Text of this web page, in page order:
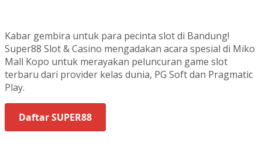
Kabar gembira untuk para pecinta slot di Bandung!
Super88 Slot & Casino mengadakan acara spesial di Miko
Mall Kopo untuk merayakan peluncuran game slot
terbaru dari provider kelas dunia, PG Soft dan Pragmatic
Play.
Daftar SUPER88